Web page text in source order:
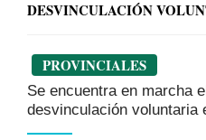
DESVINCULACIÓN
PROVINCIALES
Se encuentra en marcha
desvinculación voluntaria